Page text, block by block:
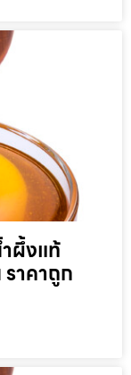
ผึ้งแท้
าคาถูก